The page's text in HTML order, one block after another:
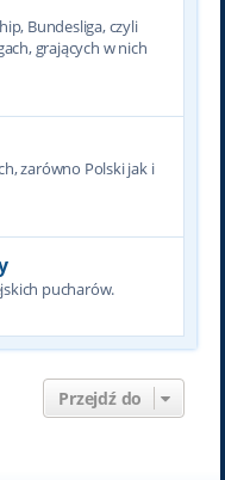
Bundesliga, czyli
grających w nich
zarówno Polski jak i
pucharów.
Przejdź do